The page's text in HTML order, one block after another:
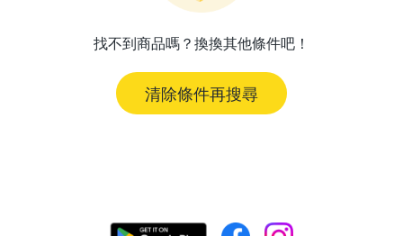
找不到商品嗎？換換其他條件吧！
清除條件再搜尋